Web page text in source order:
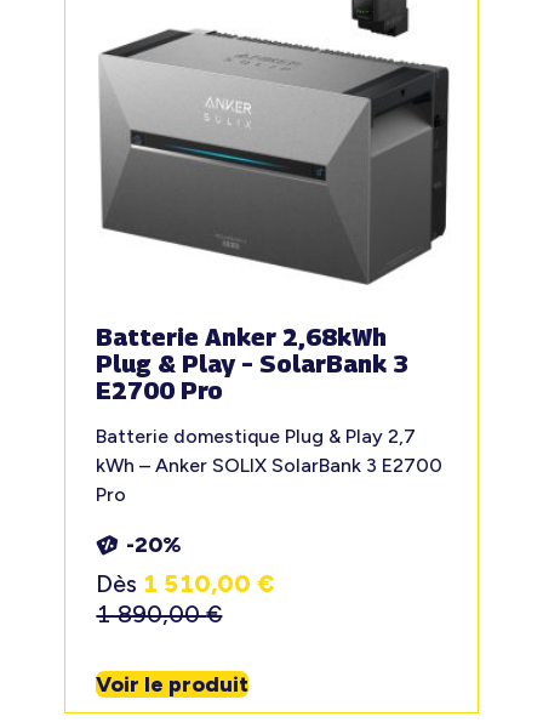
Batterie Anker 2,68kWh
Plug & Play – SolarBank 3
E2700 Pro
Batterie domestique Plug & Play 2,7
kWh – Anker SOLIX SolarBank 3 E2700
Pro
-20%
Dès 1 510,00€
1 890,00€
Voir le produit